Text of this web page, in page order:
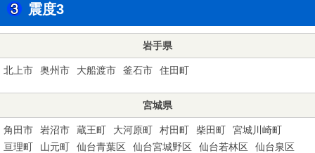
震度3
岩手県
北上市 奥州市 大船渡市 釜石市 住田町
宮城県
角田市 岩沼市 蔵王町 大河原町 村田町 柴田町
宮城川崎町
亘理町
山元町 仙台青葉区 仙台宮城野区 仙台若林区
仙台泉区